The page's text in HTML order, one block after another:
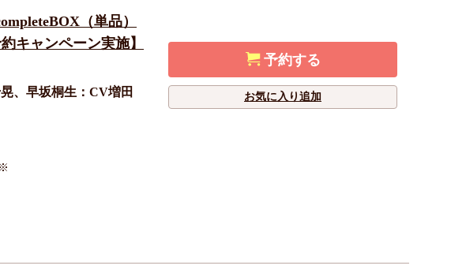
（単品）
キャンペーン実施】
、早坂桐生：CV増田
予約する
お気に入り追加